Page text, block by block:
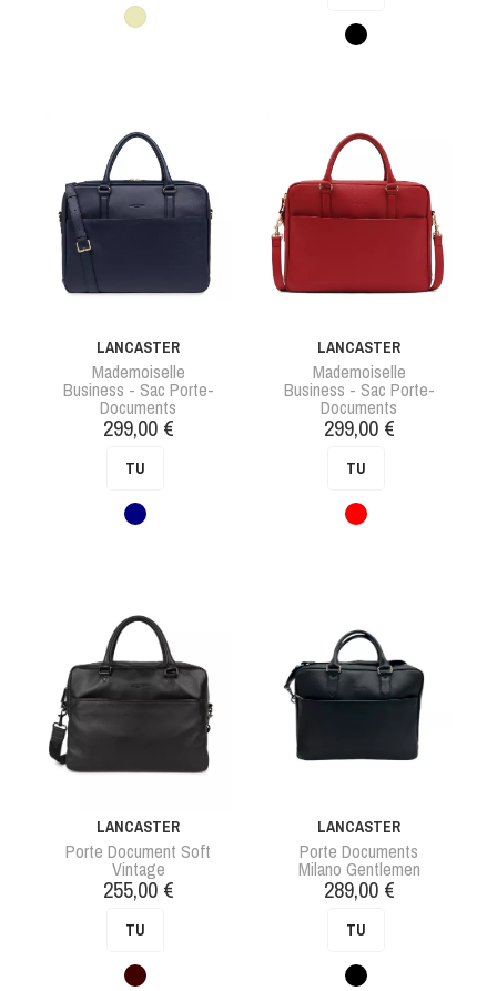
Beige
Noir
LANCASTER
Mademoiselle
Business - Sac Porte-
Documents
Prix
299,00 €
TU
Bleu
LANCASTER
Mademoiselle
Business - Sac Porte-
Documents
Prix
299,00 €
TU
Rouge
LANCASTER
Porte Document Soft
Vintage
Prix
255,00 €
TU
Marron
LANCASTER
Porte Documents
Milano Gentlemen
Prix
289,00 €
TU
Noir